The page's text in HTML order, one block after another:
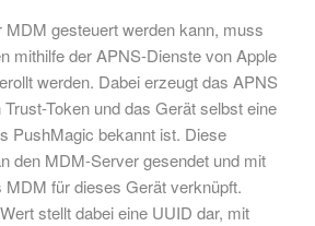
MDM gesteuert werden kann, muss
mithilfe der APNS-Dienste von Apple
werden. Dabei erzeugt das APNS
Token und das Gerät selbst eine
PushMagic bekannt ist. Diese
den MDM-Server gesendet und mit
für dieses Gerät verknüpft.
stellt dabei eine UUID dar, mit